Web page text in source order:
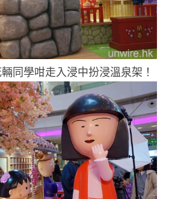
同學咁走入浸中扮浸溫泉架！